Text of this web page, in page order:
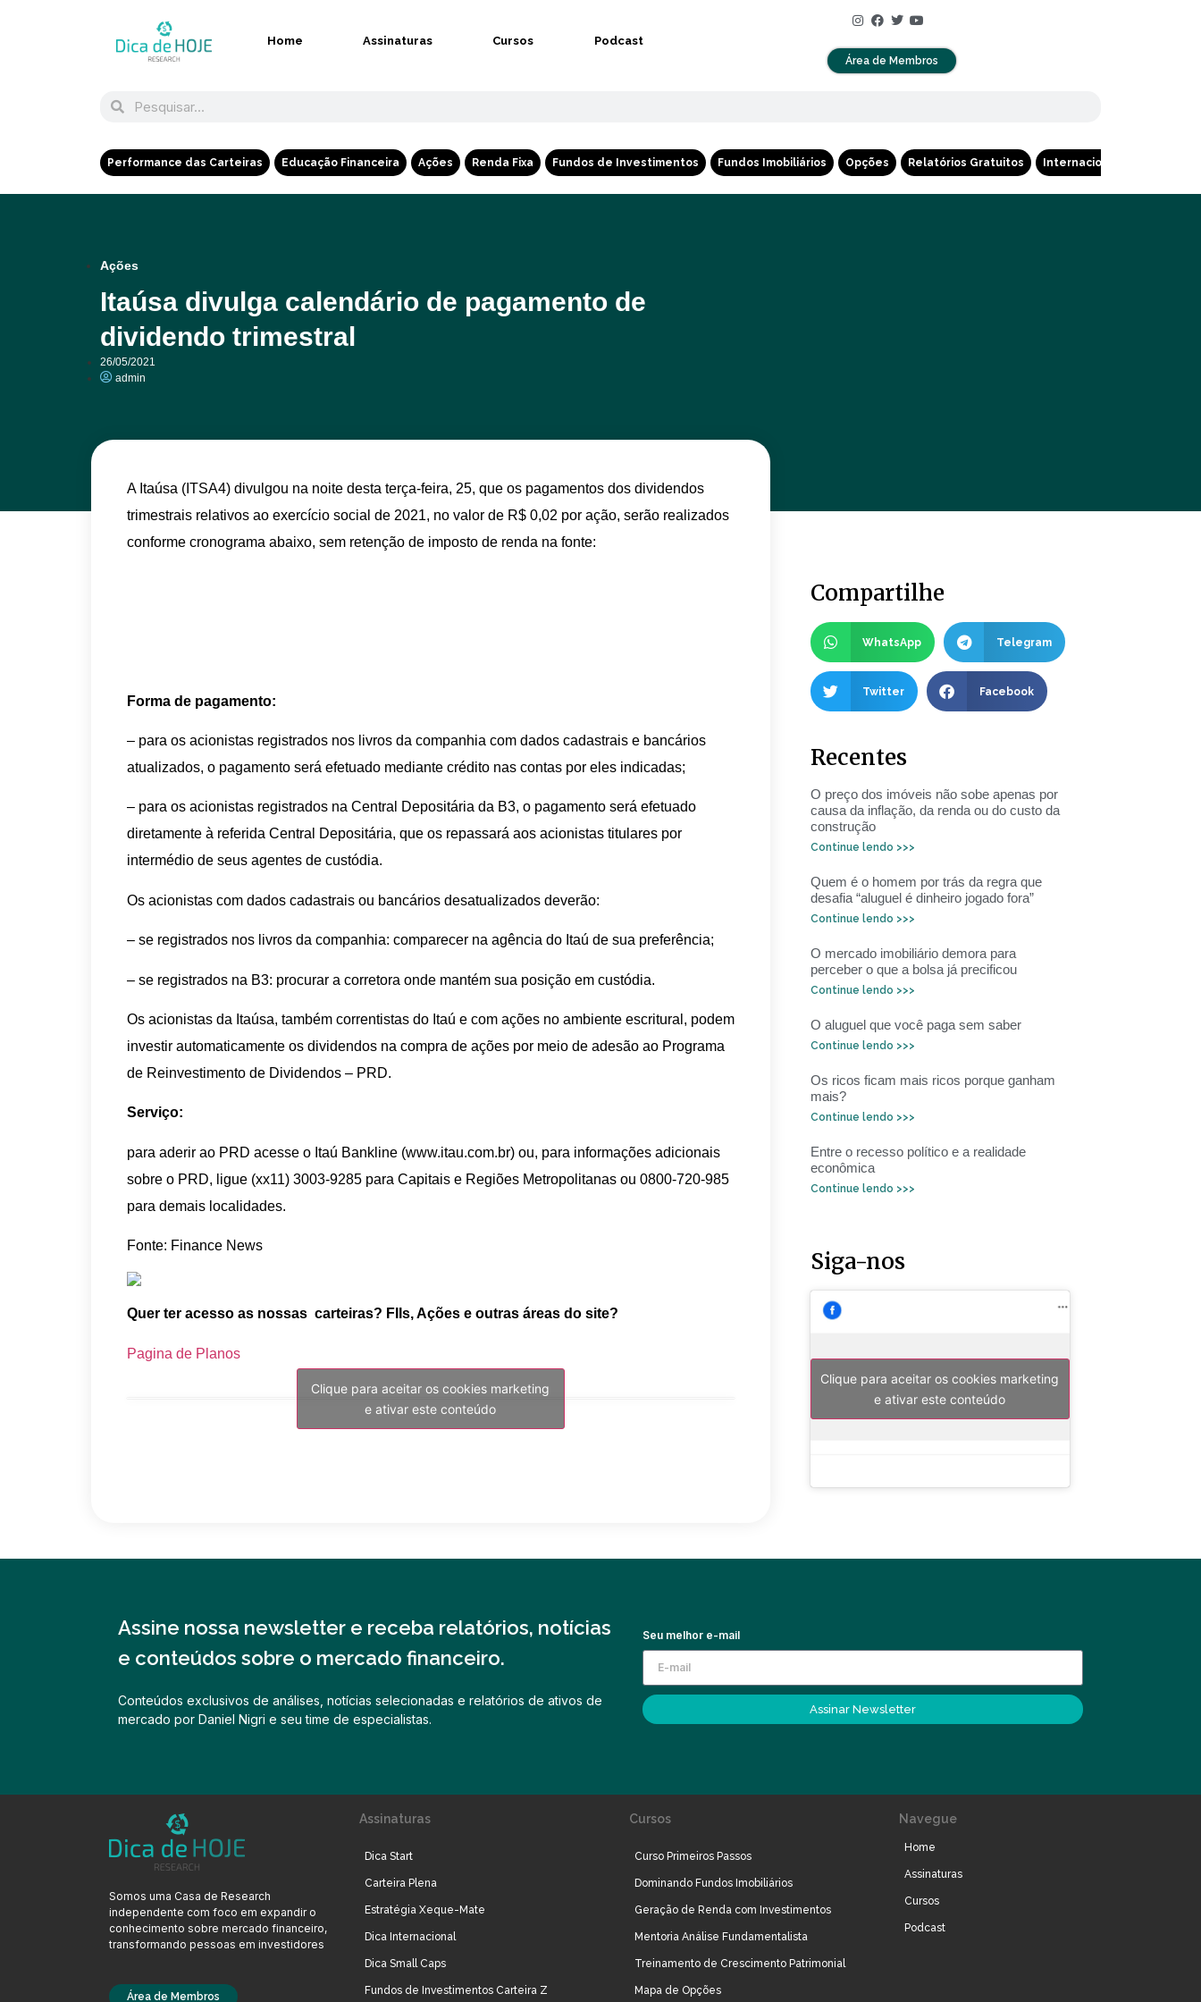
Home Assinaturas Cursos Podcast
Área de Membros
Performance das Carteiras Educação Financeira Ações Renda Fixa Fundos de Investimentos Fundos Imobiliários Opções Relatórios Gratuitos Internacional
Ações
Itaúsa divulga calendário de pagamento de
dividendo trimestral
26/05/2021
admin
A Itaúsa (ITSA4) divulgou na noite desta terça-feira, 25, que os pagamentos dos dividendos
trimestrais relativos ao exercício social de 2021, no valor de R$ 0,02 por ação, serão realizados
conforme cronograma abaixo, sem retenção de imposto de renda na fonte:
Forma de pagamento:
– para os acionistas registrados nos livros da companhia com dados cadastrais e bancários
atualizados, o pagamento será efetuado mediante crédito nas contas por eles indicadas;
– para os acionistas registrados na Central Depositária da B3, o pagamento será efetuado
diretamente à referida Central Depositária, que os repassará aos acionistas titulares por
intermédio de seus agentes de custódia.
Os acionistas com dados cadastrais ou bancários desatualizados deverão:
– se registrados nos livros da companhia: comparecer na agência do Itaú de sua preferência;
– se registrados na B3: procurar a corretora onde mantém sua posição em custódia.
Os acionistas da Itaúsa, também correntistas do Itaú e com ações no ambiente escritural, podem
investir automaticamente os dividendos na compra de ações por meio de adesão ao Programa
de Reinvestimento de Dividendos – PRD.
Serviço:
para aderir ao PRD acesse o Itaú Bankline (www.itau.com.br) ou, para informações adicionais
sobre o PRD, ligue (xx11) 3003-9285 para Capitais e Regiões Metropolitanas ou 0800-720-985
para demais localidades.
Fonte: Finance News
Quer ter acesso as nossas carteiras? FIIs, Ações e outras áreas do site?
Pagina de Planos
Clique para aceitar os cookies marketing
e ativar este conteúdo
Compartilhe
WhatsApp Telegram
Twitter Facebook
Recentes
O preço dos imóveis não sobe apenas por
causa da inflação, da renda ou do custo da
construção
Continue lendo >>>
Quem é o homem por trás da regra que
desafia “aluguel é dinheiro jogado fora”
Continue lendo >>>
O mercado imobiliário demora para
perceber o que a bolsa já precificou
Continue lendo >>>
O aluguel que você paga sem saber
Continue lendo >>>
Os ricos ficam mais ricos porque ganham
mais?
Continue lendo >>>
Entre o recesso político e a realidade
econômica
Continue lendo >>>
Siga-nos
Clique para aceitar os cookies marketing
e ativar este conteúdo
Assine nossa newsletter e receba relatórios, notícias
e conteúdos sobre o mercado financeiro.
Conteúdos exclusivos de análises, notícias selecionadas e relatórios de ativos de
mercado por Daniel Nigri e seu time de especialistas.
Seu melhor e-mail
Assinar Newsletter
Somos uma Casa de Research
independente com foco em expandir o
conhecimento sobre mercado financeiro,
transformando pessoas em investidores
Área de Membros
Assinaturas
Dica Start
Carteira Plena
Estratégia Xeque-Mate
Dica Internacional
Dica Small Caps
Fundos de Investimentos Carteira Z
Cursos
Curso Primeiros Passos
Dominando Fundos Imobiliários
Geração de Renda com Investimentos
Mentoria Análise Fundamentalista
Treinamento de Crescimento Patrimonial
Mapa de Opções
Navegue
Home
Assinaturas
Cursos
Podcast